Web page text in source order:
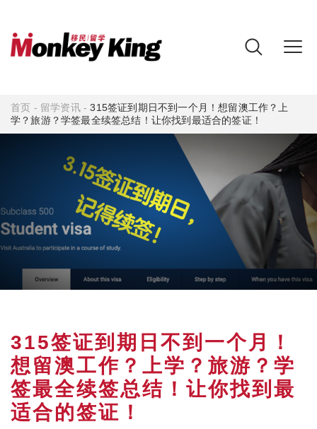
首页 - 留学资讯-315签证到期日不到一个月！想留澳工作？上
学？旅游？学签最全续签总结！让你找到最适合的签证！
315签证到期日不到一个月！
想留澳工作？上学？旅游？学
签最全续签总结！让你找到最
适合的签证！